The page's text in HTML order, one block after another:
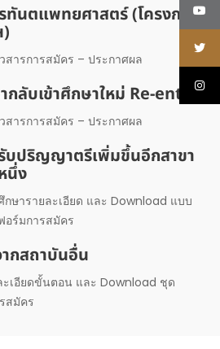
ทันตแพทยศาสตร์ (โครงการ
สารการสมัคร – ประกาศผล
กลับเข้าศึกษาใหม่ Re-entry
สารการสมัคร – ประกาศผล
บปริญญาตรีเพิ่มขึ้นอีกสาขา
นึ่ง
กษารายละเอียด และ Download แบบ
อร์มการสมัคร
กสถาบันอื่น
ะเอียดขั้นตอน และ Download ชุด
สมัคร